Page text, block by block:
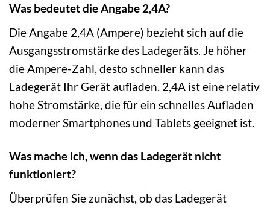
Was bedeutet die Angabe 2,4A?
Die Angabe 2,4A (Ampere) bezieht sich auf die
Ausgangsstromstärke des Ladegeräts. Je höher
die Ampere-Zahl, desto schneller kann das
Ladegerät Ihr Gerät aufladen. 2,4A ist eine relativ
hohe Stromstärke, die für ein schnelles Aufladen
moderner Smartphones und Tablets geeignet ist.
Was mache ich, wenn das Ladegerät nicht
funktioniert?
Überprüfen Sie zunächst, ob das Ladegerät